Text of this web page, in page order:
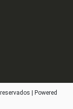
|
Powered